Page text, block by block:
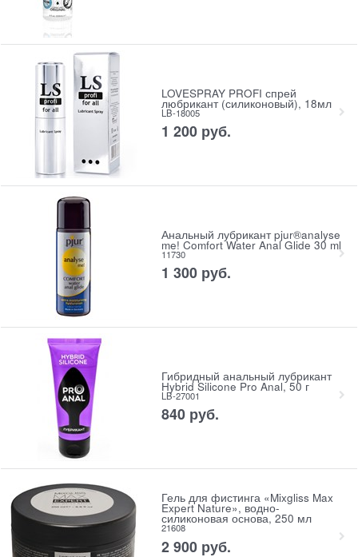
LOVESPRAY PROFI спрей
любрикант (силиконовый), 18мл
LB-18005
1 200 руб.
Анальный лубрикант pjur®analyse
me! Comfort Water Anal Glide 30 ml
11730
1 300 руб.
Гибридный анальный лубрикант
Hybrid Silicone Pro Anal, 50 г
LB-27001
840 руб.
Гель для фистинга «Mixgliss Max
Expert Nature», водно-
силиконовая основа, 250 мл
21608
2 900 руб.